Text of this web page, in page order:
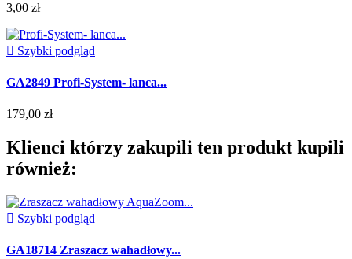
3,00 zł
 Szybki podgląd
GA2849 Profi-System- lanca...
179,00 zł
Klienci którzy zakupili ten produkt kupili
również:
 Szybki podgląd
GA18714 Zraszacz wahadłowy...